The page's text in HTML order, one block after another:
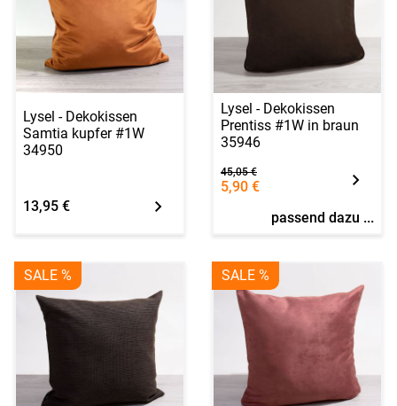
Lysel - Dekokissen
Samtia kupfer #1W
34950
13,95 €
Lysel - Dekokissen
Prentiss #1W in braun
35946
45,05 €
5,90 €
passend dazu ...
SALE % SALE %